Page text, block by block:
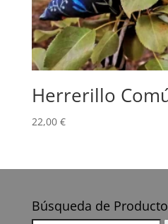
Herrerillo
22,00 €
Búsqueda de